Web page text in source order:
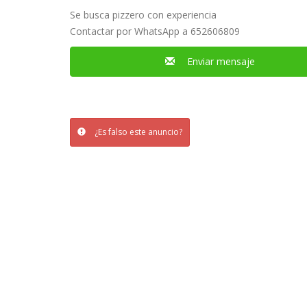
Se busca pizzero con experiencia
Contactar por WhatsApp a 652606809
Enviar mensaje
¿Es falso este anuncio?